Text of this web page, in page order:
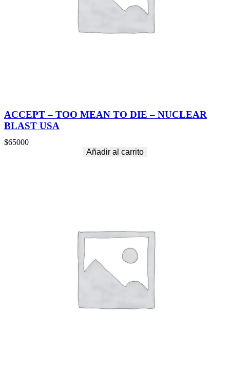
ACCEPT – TOO MEAN TO DIE – NUCLEAR
BLAST USA
$65000
Añadir al carrito